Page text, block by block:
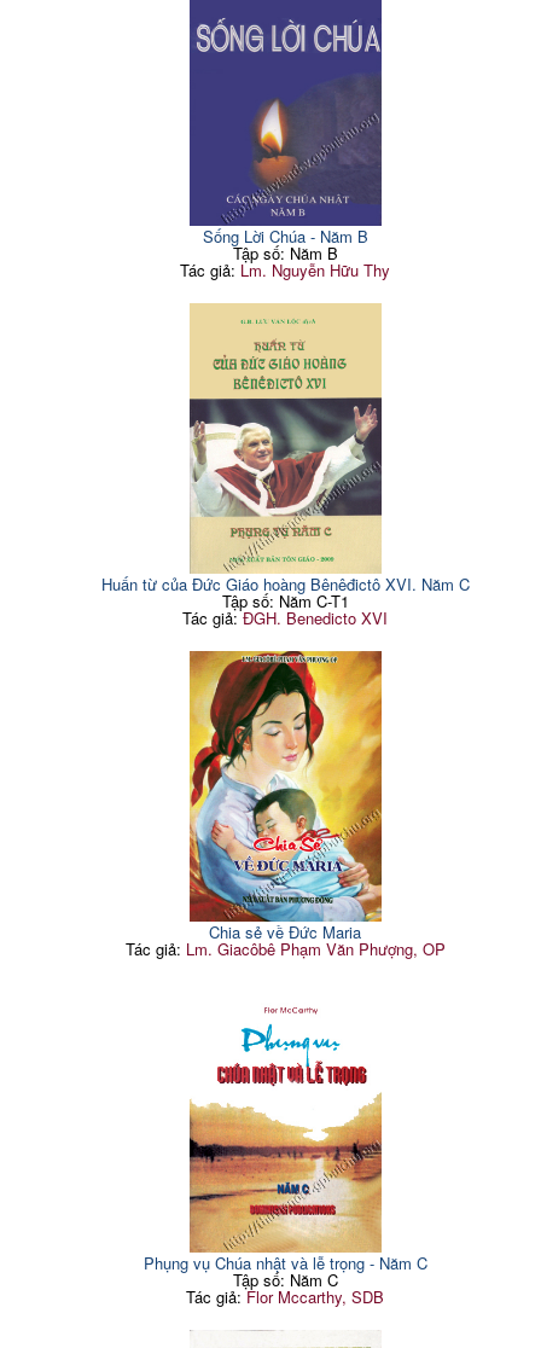
Sống Lời Chúa - Năm B
Tập số: Năm B
Tác giả: Lm. Nguyễn Hữu Thy
Huấn từ của Đức Giáo hoàng Bênêđictô XVI. Năm C
Tập số: Năm C-T1
Tác giả:ĐGH. Benedicto XVI
Chia sẻ về Đức Maria
Tác giả: Lm. Giacôbê Phạm Văn Phượng, OP
Phụng vụ Chúa nhật và lễ trọng - Năm C
Tập số: Năm C
Tác giả:Flor Mccarthy, SDB